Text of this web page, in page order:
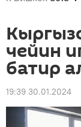
чейин
батир
19:39 30.01.2024